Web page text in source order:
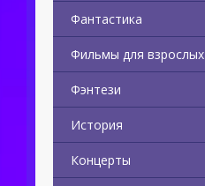
Фантастика
Фильмы для взрослых
Фэнтези
История
Концерты